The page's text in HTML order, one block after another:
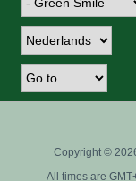
Copyright ©
All times are